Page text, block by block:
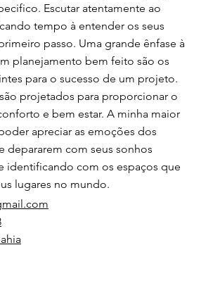
Escutar atentamente ao
tempo à entender os seus
passo. Uma grande ênfase à
planejamento bem feito são os
para o sucesso de um projeto.
projetados para proporcionar o
e bem estar. A minha maior
apreciar as emoções dos
depararem com seus sonhos
identificando com os espaços que
lugares no mundo.